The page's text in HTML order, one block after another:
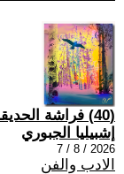
(40) فراشة الحديقة*
إشبيليا الجبوري
2026 / 8 / 7
الادب والفن